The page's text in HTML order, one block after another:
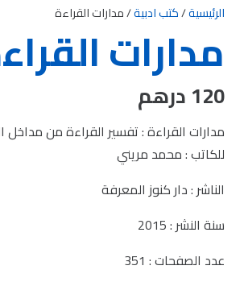
الرئيسية/كتب ادبية/ مدارات القراءة
مدارات
120درهم
مدارات القراءة : تفسير القراءة من مداخل
للكاتب : محمد مريني
الناشر : دار كنوز المعرفة
سنة النشر : 2015
عدد الصفحات : 351